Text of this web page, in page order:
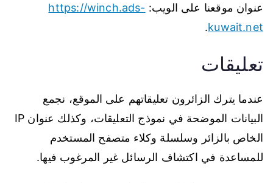
عنوان موقعنا على الويب: https://winch.ads-
kuwait.net
.
تعليقات
عندما يترك الزائرون تعليقاتهم على الموقع، نجمع
البيانات الموضحة في نموذج التعليقات، وكذلك عنوان IP
الخاص بالزائر وسلسلة وكلاء متصفح المستخدم
للمساعدة في اكتشاف الرسائل غير المرغوب فيها.